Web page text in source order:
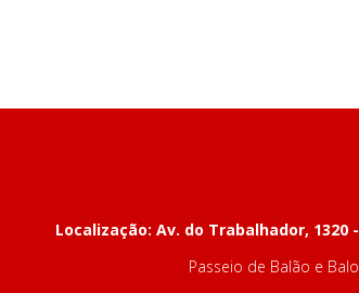
Localização: Av. do Trabalhador, 1320
Passeio de Balão e